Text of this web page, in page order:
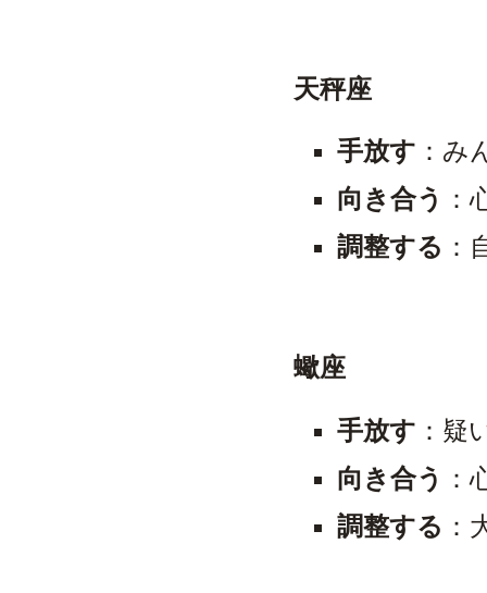
天秤座
手放す ：み
向き合う ：
調整する ：
蠍座
手放す ：疑
向き合う ：
調整する ：